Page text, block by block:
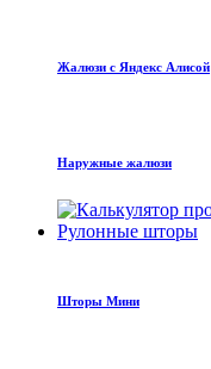
Жалюзи с Яндекс Алисой
Наружные жалюзи
Рулонные шторы
Шторы Мини